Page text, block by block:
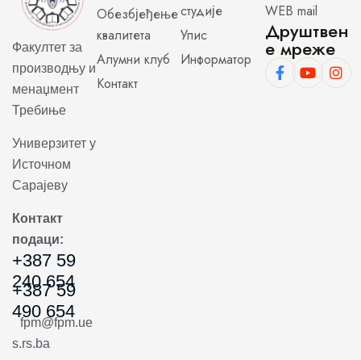
Факултет за
производњу и
менаџмент
Требиње
Универзитет у
Источном
Сарајеву
Контакт
подаци:
+387 59
240 654
+387 59
490 654
fpm@fpm.ue
s.rs.ba
Обезбјеђење
квалитета
Алумни клуб
Контакт
студије
Упис
Информатор
WEB mail
Друштвен
е мреже